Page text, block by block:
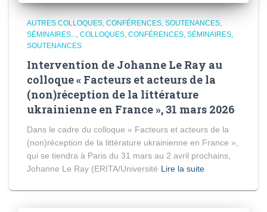
AUTRES COLLOQUES, CONFÉRENCES, SOUTENANCES,
SÉMINAIRES...
COLLOQUES, CONFÉRENCES, SÉMINAIRES,
SOUTENANCES
Intervention de Johanne Le Ray au
colloque « Facteurs et acteurs de la
(non)réception de la littérature
ukrainienne en France », 31 mars 2026
Dans le cadre du colloque « Facteurs et acteurs de la
(non)réception de la littérature ukrainienne en France »,
qui se tiendra à Paris du 31 mars au 2 avril prochains,
Johanne Le Ray (ERITA/Université Lire la suite